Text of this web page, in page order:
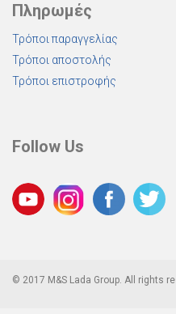
Πληρωμές
Τρόποι παραγγελίας
Τρόποι αποστολής
Τρόποι επιστροφής
Follow Us
© 2017 M&S Lada Group. All rights